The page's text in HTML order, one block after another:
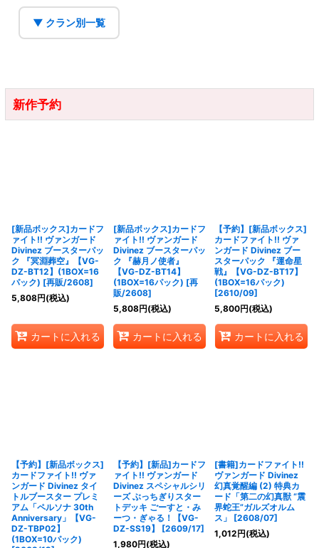
▼ クラン別一覧
新作予約
[新品ボックス]カードフ
ァイト!! ヴァンガード
Divinez ブースターパッ
ク 『冥淵葬空』【VG-
DZ-BT12】(1BOX=16
パック) [再販/2608]
5,808円(税込)
カートに入れる
[新品ボックス]カードフ
ァイト!! ヴァンガード
Divinez ブースターパッ
ク 『赫月ノ使者』
【VG-DZ-BT14】
(1BOX=16パック) [再
販/2608]
5,808円(税込)
カートに入れる
【予約】[新品ボックス]
カードファイト!! ヴァ
ンガード Divinez ブー
スターパック 『運命星
戦』【VG-DZ-BT17】
(1BOX=16パック)
[2610/09]
5,800円(税込)
カートに入れる
【予約】[新品ボックス]
カードファイト!! ヴァ
ンガード Divinez タイ
トルブースター プレミ
アム「ペルソナ 30th
Anniversary」【VG-
DZ-TBP02】
(1BOX=10パック)
【予約】[新品]カードフ
ァイト!! ヴァンガード
Divinez スペシャルシリ
ーズ ぶっちぎりスター
トデッキ ごーすと・み
ーつ・ぎゃる！【VG-
DZ-SS19】 [2609/17]
1,980円(税込)
[書籍]カードファイト!!
ヴァンガード Divinez
幻真覚醒編 (2) 特典カ
ード「第二の幻真獣 “震
界蛇王”ガルズオルム
ス」 [2608/07]
1,012円(税込)